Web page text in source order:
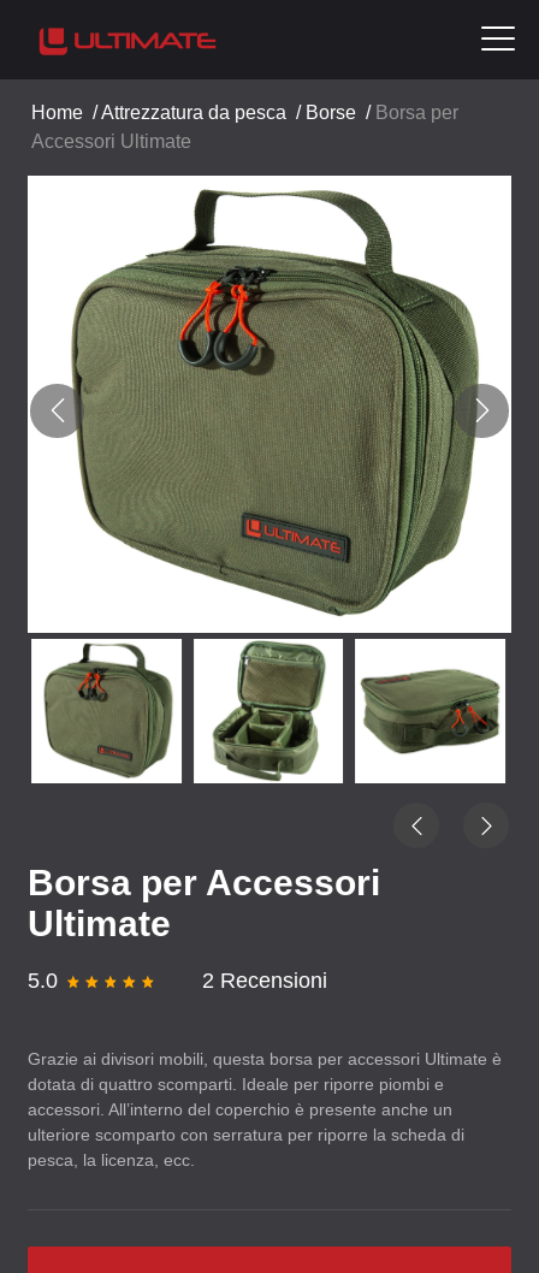
Home /Attrezzatura da pesca / Borse / Borsa per
Accessori Ultimate
Borsa per Accessori
Ultimate
5.0 2 Recensioni
Grazie ai divisori mobili, questa borsa per accessori Ultimate è
dotata di quattro scomparti. Ideale per riporre piombi e
accessori. All’interno del coperchio è presente anche un
ulteriore scomparto con serratura per riporre la scheda di
pesca, la licenza, ecc.